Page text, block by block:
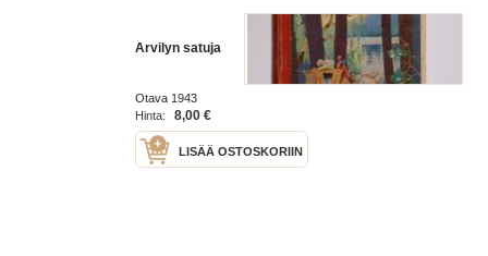
Arvilyn satuja
Otava 1943
Hinta:
8,00 €
LISÄÄ OSTOSKORIIN